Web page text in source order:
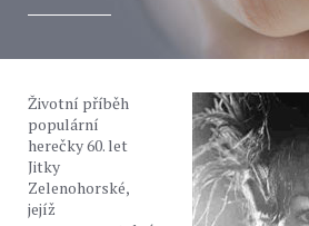
Životní příběh
populární
herečky 60. let
Jitky
Zelenohorské,
jejíž